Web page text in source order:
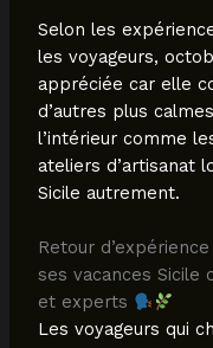
Selon les
les voyageurs,
appréciée car elle
d’autres plus
l’intérieur comme
ateliers d’artisanat
Sicile autrement.
Retour
ses vacances Sicile
et experts
Les voyageurs qui